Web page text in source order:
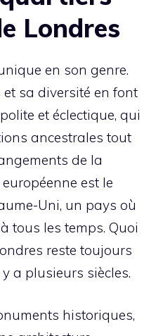
Londres
en son genre.
sa diversité en font
et éclectique, qui
ancestrales tout
de la
est le
Uni, un pays où
tous les temps. Quoi
reste toujours
a plusieurs siècles.
historiques,